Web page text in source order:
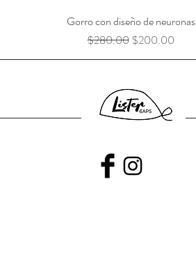
Gorro con diseño de neuronas
Precio
$280.00 Precio de oferta
$200.00